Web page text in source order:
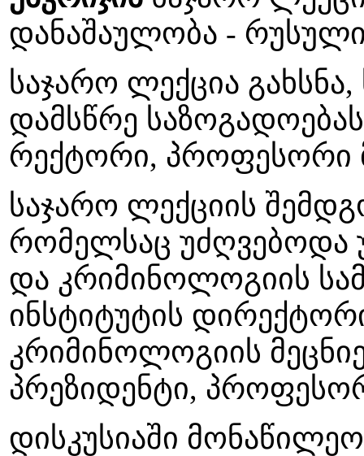
დანაშაულობა -
საჯარო ლექცია
დამსწრე
რექტორი, პროფესორი
საჯარო ლექციის
რომელსაც უძღვებოდა
და კრიმინოლოგიის
ინსტიტუტის
კრიმინოლოგიის
პრეზიდენტი,
დისკუსიაში